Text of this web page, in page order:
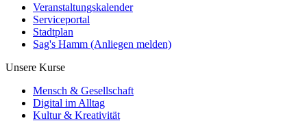
Veranstaltungskalender
Serviceportal
Stadtplan
Sag's Hamm (Anliegen melden)
Unsere Kurse
Mensch & Gesellschaft
Digital im Alltag
Kultur & Kreativität